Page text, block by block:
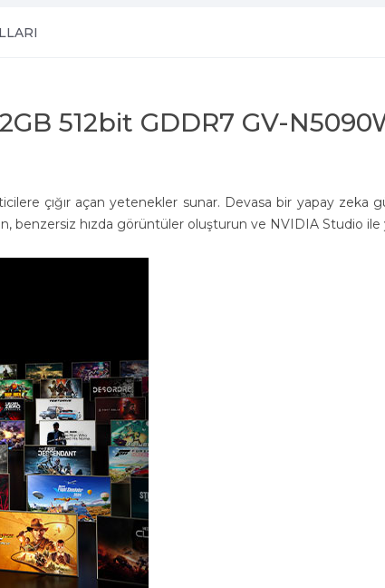
512bit GDDR7 GV-
çığır açan yetenekler sunar. Devasa bir yapay zeka
hızda görüntüler oluşturun ve NVIDIA Studio ile